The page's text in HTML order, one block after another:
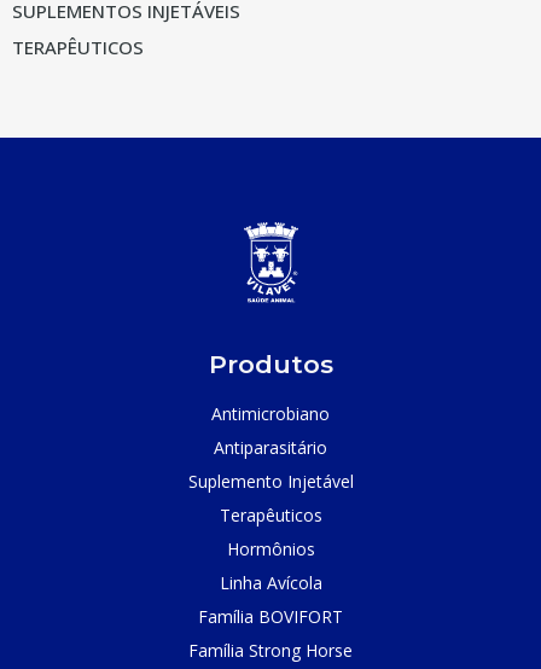
SUPLEMENTOS INJETÁVEIS
TERAPÊUTICOS
Produtos
Antimicrobiano
Antiparasitário
Suplemento Injetável
Terapêuticos
Hormônios
Linha Avícola
Família BOVIFORT
Família Strong Horse